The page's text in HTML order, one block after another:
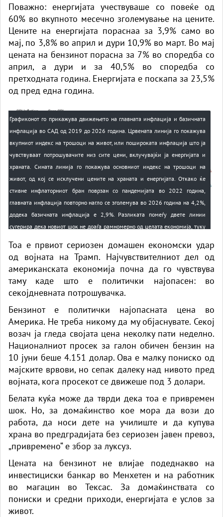
Поважно: енергијата учествуваше со повеќе од
60% во вкупното месечно зголемување на цените.
Цените на енергијата пораснаа за 3,9% само во
мај, по 3,8% во април и дури 10,9% во март. Во мај
цената на бензинот порасна за 7% во споредба со
април, а дури и за 40,5% во споредба со
претходната година. Енергијата е поскапа за 23,5%
од пред една година.
Графиконот го прикажува движењето на главната инфлација и базичната
инфлација во САД од 2019 до 2026 година. Црвената линија го покажува
вкупниот индекс на трошоци на живот, или пошироката инфлација што ја
чувствуваат потрошувачите низ сите цени, вклучувајќи ја енергијата и
храната. Сината линија го покажува основниот индекс на трошоци на
живот, од кој се исклучени цените на храната и енергијата. Откако ќе
стивне инфлаторниот бран поврзан со пандемијата во 2022 година,
главната инфлација повторно нагло се зголемува во 2026 година на 4,2%,
додека базичната инфлација е 2,9%. Разликата помеѓу двете линии
сугерира дека новиот шок не доаѓа рамномерно од целата економија, туку
чувствителни на војна. Двете стапки остануваат над целта од 2% на
Федералните резерви.
Тоа е првиот сериозен домашен економски удар
од војната на Трамп. Најчувствителниот дел од
американската економија почна да го чувствува
таму каде што е политички најопасен: во
секојдневната потрошувачка.
Бензинот е политички најопасната цена во
Америка. Не треба никому да му објаснувате. Секој
возач ја гледа својата цена неколку пати неделно.
Националниот просек за галон обичен бензин на
10 јуни беше 4.151 долар. Ова е малку пониско од
мајските врвови, но сепак далеку над нивото пред
војната, кога просекот се движеше под 3 долари.
Белата куќа може да тврди дека тоа е привремен
шок. Но, за домаќинство кое мора да вози до
работа, да носи дете на училиште и да купува
храна во предградијата без сериозен јавен превоз,
„привремено“ е збор за луксуз.
Цената на бензинот не влијае подеднакво на
инвестициски банкар во Менхетен и на работник
во магацин во Тексас. За домаќинствата со
пониски и средни приходи, енергијата е услов за
живот.